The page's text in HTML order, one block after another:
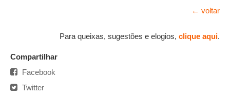
← voltar
Para queixas, sugestões e elogios, clique aqui.
Compartilhar
Facebook
Twitter